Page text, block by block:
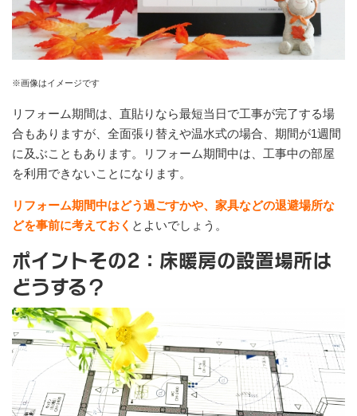
※画像はイメージです
リフォーム期間は、直貼りなら最短当日で工事が完了する場
合もありますが、全面張り替えや温水式の場合、期間が1週間
に及ぶこともあります。リフォーム期間中は、工事中の部屋
を利用できないことになります。
リフォーム期間中はどう過ごすかや、家具などの退避場所な
どを事前に考えておく とよいでしょう。
ポイントその2：床暖房の設置場所は
どうする？